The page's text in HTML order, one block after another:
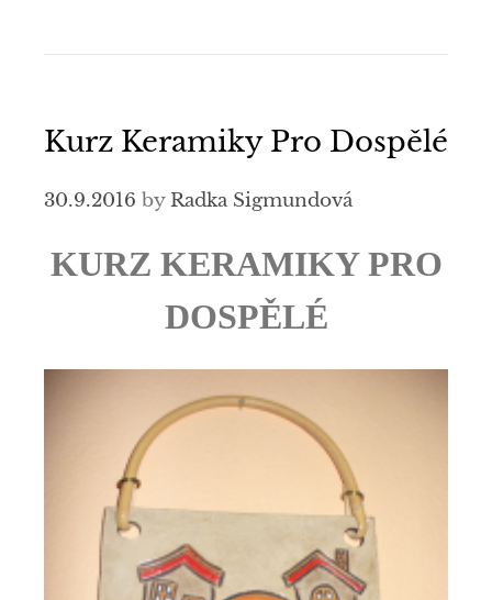
Kurz Keramiky Pro Dospělé
30.9.2016 byRadka Sigmundová
KURZ KERAMIKY PRO
DOSPĚLÉ